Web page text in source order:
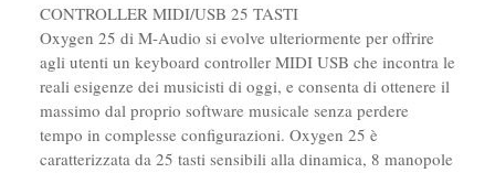
CONTROLLER MIDI/USB 25 TASTI
Oxygen 25 di M-Audio si evolve ulteriormente per offrire
agli utenti un keyboard controller MIDI USB che incontra le
reali esigenze dei musicisti di oggi, e consenta di ottenere il
massimo dal proprio software musicale senza perdere
tempo in complesse configurazioni. Oxygen 25 è
caratterizzata da 25 tasti sensibili alla dinamica, 8 manopole